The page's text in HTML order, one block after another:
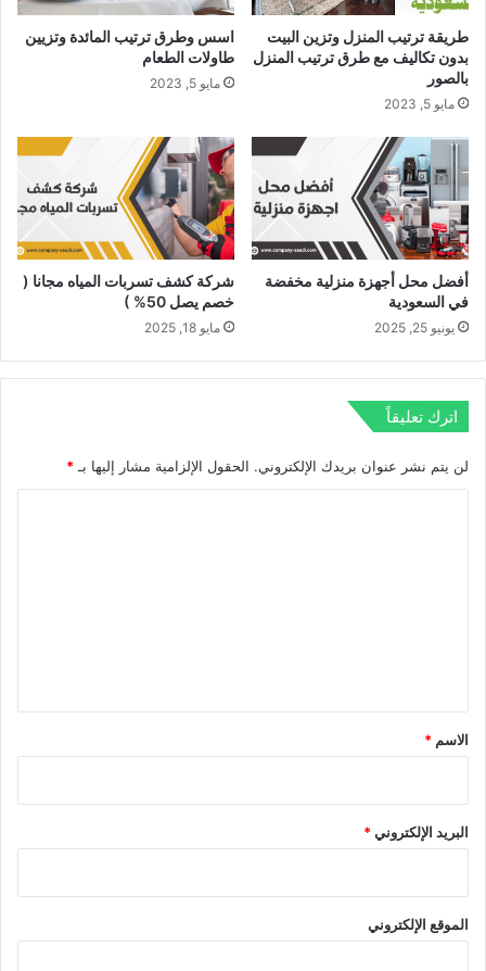
طريقة ترتيب المنزل وتزين البيت
بدون تكاليف مع طرق ترتيب المنزل
بالصور
مايو 5, 2023
اسس وطرق ترتيب المائدة وتزيين
طاولات الطعام
مايو 5, 2023
أفضل محل أجهزة منزلية مخفضة
في السعودية
يونيو 25, 2025
شركة كشف تسربات المياه مجانا (
خصم يصل 50% )
مايو 18, 2025
اترك تعليقاً
لن يتم نشر عنوان بريدك الإلكتروني. الحقول الإلزامية مشار إليها بـ *
*
الاسم *
البريد الإلكتروني*
الموقع الإلكتروني